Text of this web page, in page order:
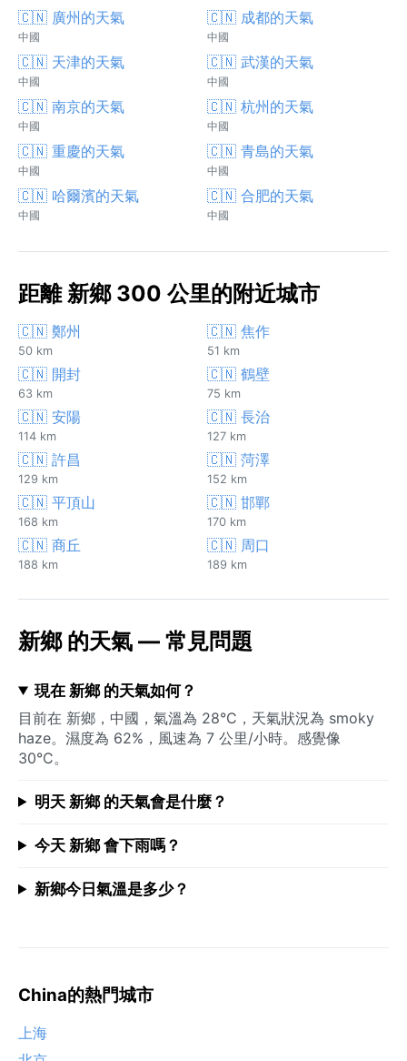
🇨🇳 廣州的天氣
中國
🇨🇳 成都的天氣
中國
🇨🇳 天津的天氣
中國
🇨🇳 武漢的天氣
中國
🇨🇳 南京的天氣
中國
🇨🇳 杭州的天氣
中國
🇨🇳 重慶的天氣
中國
🇨🇳 青島的天氣
中國
🇨🇳 哈爾濱的天氣
中國
🇨🇳 合肥的天氣
中國
距離 新鄉 300 公里的附近城市
🇨🇳 鄭州
50 km
🇨🇳 焦作
51 km
🇨🇳 開封
63 km
🇨🇳 鶴壁
75 km
🇨🇳 安陽
114 km
🇨🇳 長治
127 km
🇨🇳 許昌
129 km
🇨🇳 菏澤
152 km
🇨🇳 平頂山
168 km
🇨🇳 邯鄲
170 km
🇨🇳 商丘
188 km
🇨🇳 周口
189 km
新鄉 的天氣 — 常見問題
現在 新鄉 的天氣如何？
目前在 新鄉，中國，氣溫為 28°C，天氣狀況為 smoky
haze。濕度為 62%，風速為 7 公里/小時。感覺像
30°C。
明天 新鄉 的天氣會是什麼？
今天 新鄉 會下雨嗎？
新鄉今日氣溫是多少？
China的熱門城市
上海